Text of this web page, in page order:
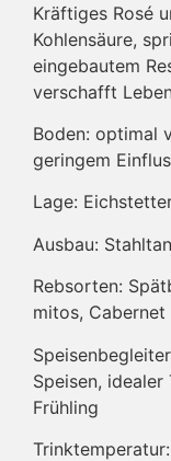
Kräftiges Rosé
Kohlensäure,
eingebautem
verschafft
Boden: optimal
geringem
Lage:
Ausbau:
Rebsorten:
mitos, Cabernet
Speisen, idealer
Frühling